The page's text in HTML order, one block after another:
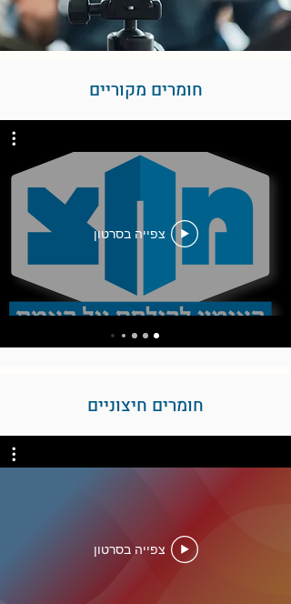
חומרים מקוריים
צפייה בסרטון
חומרים חיצוניים
צפייה בסרטון